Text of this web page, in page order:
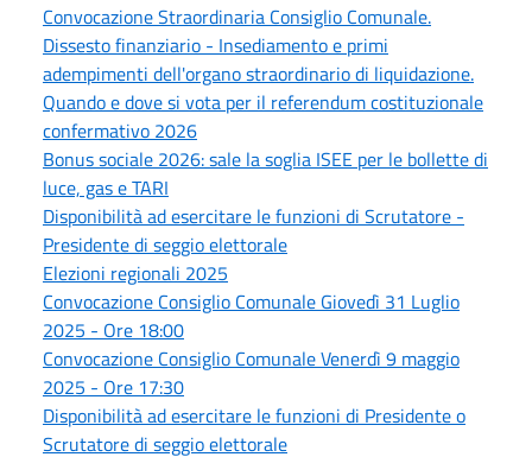
Convocazione Straordinaria Consiglio Comunale.
Dissesto finanziario - Insediamento e primi
adempimenti dell'organo straordinario di liquidazione.
Quando e dove si vota per il referendum costituzionale
confermativo 2026
Bonus sociale 2026: sale la soglia ISEE per le bollette di
luce, gas e TARI
Disponibilità ad esercitare le funzioni di Scrutatore -
Presidente di seggio elettorale
Elezioni regionali 2025
Convocazione Consiglio Comunale Giovedì 31 Luglio
2025 - Ore 18:00
Convocazione Consiglio Comunale Venerdì 9 maggio
2025 - Ore 17:30
Disponibilità ad esercitare le funzioni di Presidente o
Scrutatore di seggio elettorale